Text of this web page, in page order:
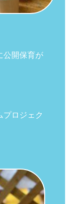
公開保育が
ロジェク